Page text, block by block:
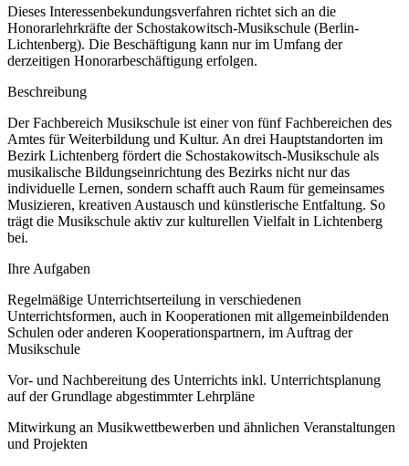
Dieses Interessenbekundungsverfahren richtet sich an die
Honorarlehrkräfte der Schostakowitsch-Musikschule (Berlin-
Lichtenberg). Die Beschäftigung kann nur im Umfang der
derzeitigen Honorarbeschäftigung erfolgen.
Beschreibung
Der Fachbereich Musikschule ist einer von fünf Fachbereichen des
Amtes für Weiterbildung und Kultur. An drei Hauptstandorten im
Bezirk Lichtenberg fördert die Schostakowitsch-Musikschule als
musikalische Bildungseinrichtung des Bezirks nicht nur das
individuelle Lernen, sondern schafft auch Raum für gemeinsames
Musizieren, kreativen Austausch und künstlerische Entfaltung. So
trägt die Musikschule aktiv zur kulturellen Vielfalt in Lichtenberg
bei.
Ihre Aufgaben
Regelmäßige Unterrichtserteilung in verschiedenen
Unterrichtsformen, auch in Kooperationen mit allgemeinbildenden
Schulen oder anderen Kooperationspartnern, im Auftrag der
Musikschule
Vor- und Nachbereitung des Unterrichts inkl. Unterrichtsplanung
auf der Grundlage abgestimmter Lehrpläne
Mitwirkung an Musikwettbewerben und ähnlichen Veranstaltungen
und Projekten